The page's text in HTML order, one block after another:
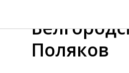
Поляков